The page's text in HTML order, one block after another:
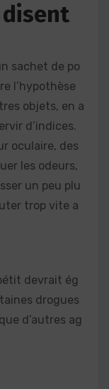
disent
sachet de po
l’hypothèse
objets, en a
d’indices.
oculaire, des
les odeurs,
un peu plu
trop vite a
devrait ég
drogues
d’autres ag